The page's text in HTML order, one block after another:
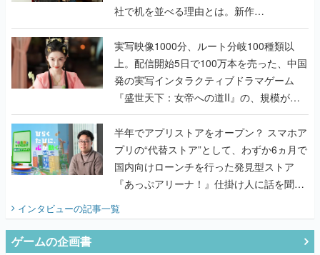
社で机を並べる理由とは。新作
『TATSUJIN EXTREME』で初タッグを組
んだレジェンド2人に訊く開発秘話
実写映像1000分、ルート分岐100種類以
上。配信開始5日で100万本を売った、中国
発の実写インタラクティブドラマゲーム
『盛世天下：女帝への道II』の、規模が違
うこだわりをプロデューサーに聞いた
半年でアプリストアをオープン？ スマホア
プリの“代替ストア”として、わずか6ヵ月で
国内向けローンチを行った発見型ストア
『あっぷアリーナ！』仕掛け人に話を聞い
インタビューの記事一覧
ゲームの企画書